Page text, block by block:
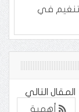
في
المقال التالي
أهمية